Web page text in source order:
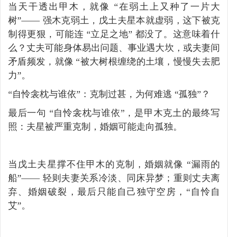
当天干透出甲木，就像 “在弱土上又种了一片大
树”—— 强木克弱土，戊土夫星本就虚弱，这下被克
制得更狠，可能连 “立足之地” 都没了。这意味着什
么？丈夫可能身体易出问题、事业遇大坎，或夫妻间
矛盾频发，就像 “被大树根缠绕的土壤，慢慢失去肥
力”。
“自怜衾枕与谁依”：克制过甚，为何难逃 “孤独”？
最后一句 “自怜衾枕与谁依”，是甲木克土的最终写
照：夫星被严重克制，婚姻可能走向孤独。
当戊土夫星撑不住甲木的克制，婚姻就像 “漏雨的
船”—— 轻则夫妻关系冷淡、同床异梦；重则丈夫离
弃、婚姻破裂，最后只能自己独守空房，“自怜自
艾”。